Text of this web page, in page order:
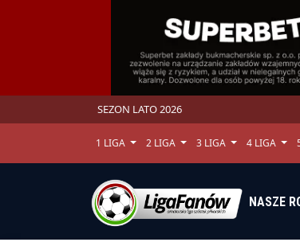
SEZON LATO 2026
1 LIGA 2 LIGA 3 LIGA 4 LIGA
NASZE